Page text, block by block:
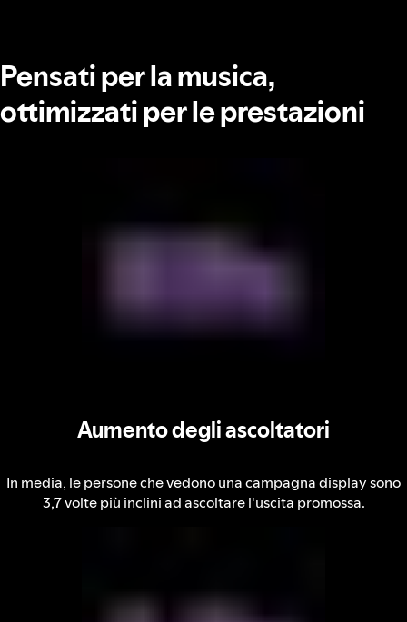
Pensati per la musica,
ottimizzati per le prestazioni
Aumento degli ascoltatori
In media, le persone che vedono una campagna display sono
3,7 volte più inclini ad ascoltare l'uscita promossa.